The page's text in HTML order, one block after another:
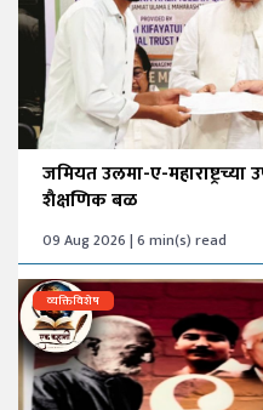
जमियत उलमा-ए-महाराष्ट्रच्या
शैक्षणिक बळ
09 Aug 2026 | 6 min(s) read
व्यक्तिविशेष